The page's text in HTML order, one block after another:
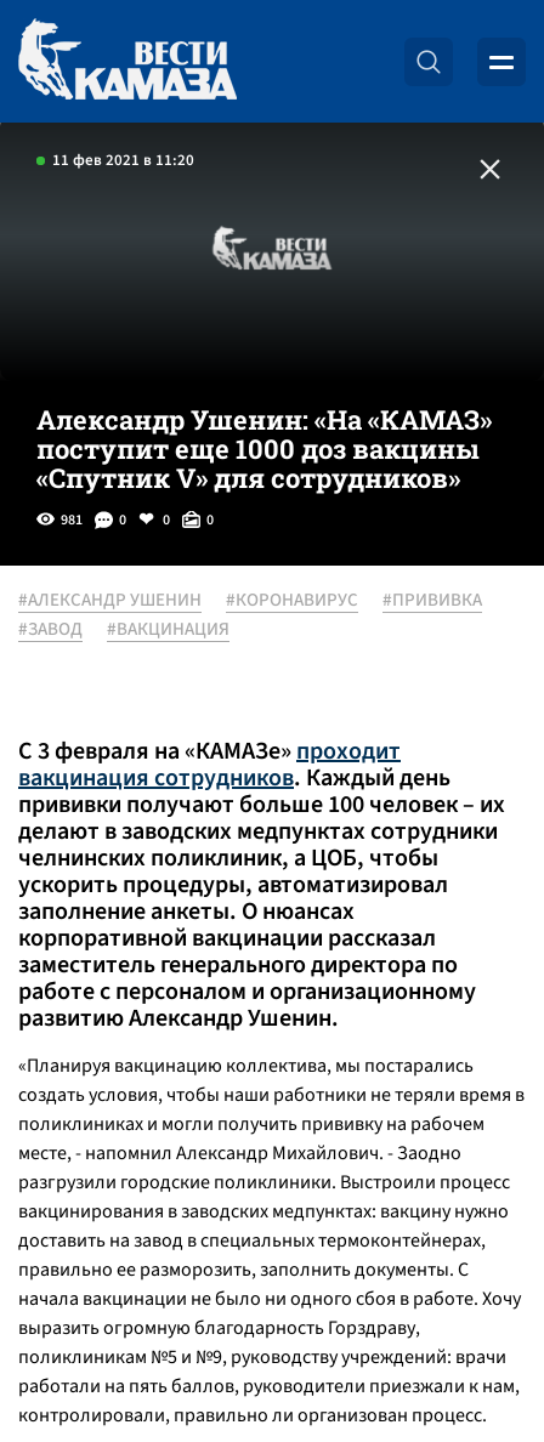
11 фев 2021 в 11:20
Александр Ушенин: «На «КАМАЗ»
поступит еще 1000 доз вакцины
«Спутник V» для сотрудников»
981 0 0 0
#АЛЕКСАНДР УШЕНИН #КОРОНАВИРУС
#ПРИВИВКА
#ЗАВОД
#ВАКЦИНАЦИЯ
С 3 февраля на «КАМАЗе»проходит
вакцинация сотрудников. Каждый день
прививки получают больше 100 человек – их
делают в заводских медпунктах сотрудники
челнинских поликлиник, а ЦОБ, чтобы
ускорить процедуры, автоматизировал
заполнение анкеты. О нюансах
корпоративной вакцинации рассказал
заместитель генерального директора по
работе с персоналом и организационному
развитию Александр Ушенин.
«Планируя вакцинацию коллектива, мы постарались
создать условия, чтобы наши работники не теряли время в
поликлиниках и могли получить прививку на рабочем
месте, - напомнил Александр Михайлович. - Заодно
разгрузили городские поликлиники. Выстроили процесс
вакцинирования в заводских медпунктах: вакцину нужно
доставить на завод в специальных термоконтейнерах,
правильно ее разморозить, заполнить документы. С
начала вакцинации не было ни одного сбоя в работе. Хочу
выразить огромную благодарность Горздраву,
поликлиникам №5 и №9, руководству учреждений: врачи
работали на пять баллов, руководители приезжали к нам,
контролировали, правильно ли организован процесс.